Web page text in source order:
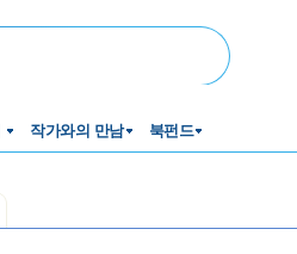
작가와의 만남 북펀드